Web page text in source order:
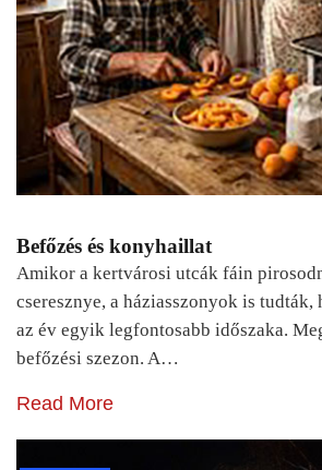
Befőzés és konyhaillat
Amikor a kertvárosi utcák fáin
cseresznye, a háziasszonyok is tudták,
az év egyik legfontosabb időszaka.
befőzési szezon. A…
Read More